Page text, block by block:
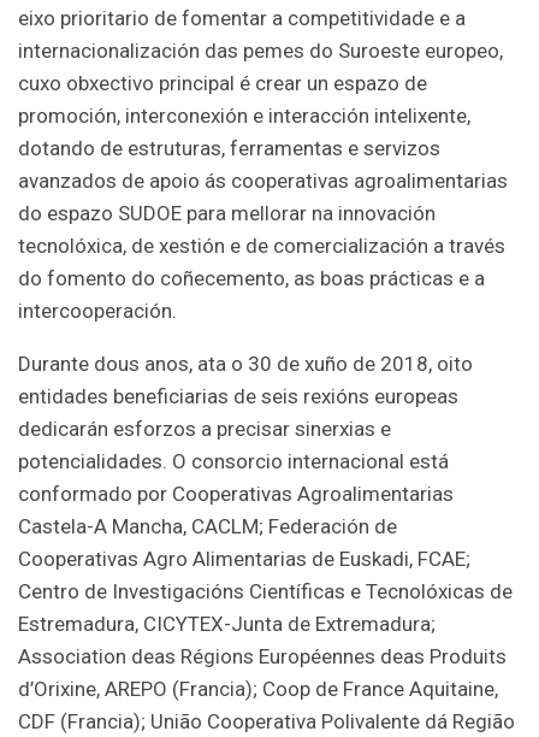
eixo prioritario de fomentar a competitividade e a
internacionalización das pemes do Suroeste europeo,
cuxo obxectivo principal é crear un espazo de
promoción, interconexión e interacción intelixente,
dotando de estruturas, ferramentas e servizos
avanzados de apoio ás cooperativas agroalimentarias
do espazo SUDOE para mellorar na innovación
tecnolóxica, de xestión e de comercialización a través
do fomento do coñecemento, as boas prácticas e a
intercooperación.
Durante dous anos, ata o 30 de xuño de 2018, oito
entidades beneficiarias de seis rexións europeas
dedicarán esforzos a precisar sinerxias e
potencialidades. O consorcio internacional está
conformado por Cooperativas Agroalimentarias
Castela-A Mancha, CACLM; Federación de
Cooperativas Agro Alimentarias de Euskadi, FCAE;
Centro de Investigacións Científicas e Tecnolóxicas de
Estremadura, CICYTEX-Junta de Extremadura;
Association deas Régions Européennes deas Produits
d’Orixine, AREPO (Francia); Coop de France Aquitaine,
CDF (Francia); União Cooperativa Polivalente dá Região